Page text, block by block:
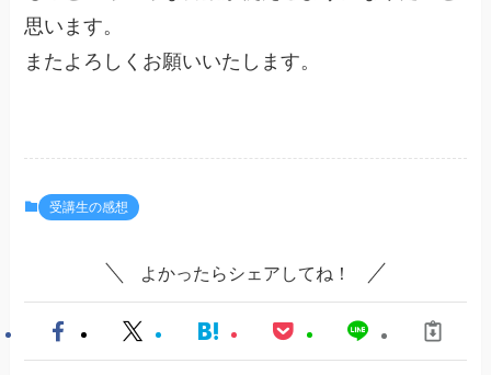
思います。
またよろしくお願いいたします。
受講生の感想
よかったらシェアしてね！